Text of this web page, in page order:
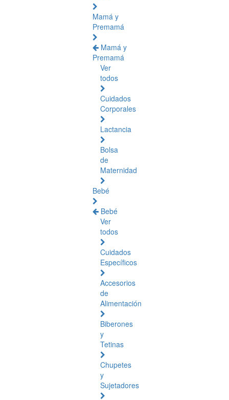
Mamá y
Premamá
Mamá y
Premamá
Ver
todos
Cuidados
Corporales
Lactancia
Bolsa
de
Maternidad
Bebé
Bebé
Ver
todos
Cuidados
Específicos
Accesorios
de
Alimentación
Biberones
y
Tetinas
Chupetes
y
Sujetadores